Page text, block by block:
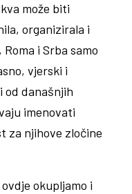
može biti
organizirala i
i Srba samo
vjerski i
od današnjih
imenovati
za njihove zločine
okupljamo i